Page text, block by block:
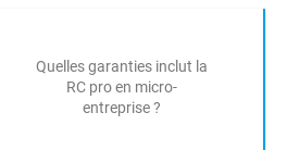
Quelles garanties inclut la
RC pro en micro-
entreprise ?